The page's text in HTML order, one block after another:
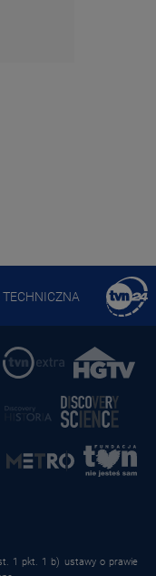
TECHNICZNA
1 pkt. 1 b) ustawy o prawie